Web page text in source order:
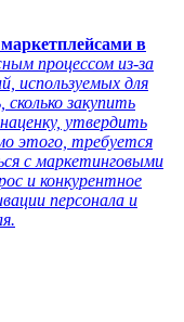
в
процессом из-за
используемых для
закупить
утвердить
этого, требуется
с маркетинговыми
и конкурентное
персонала и